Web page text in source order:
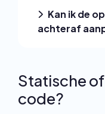
Kan ik de
achteraf
Statische
code?